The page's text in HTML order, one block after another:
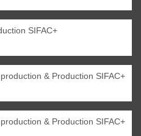
SIFAC+
& Production SIFAC+
& Production SIFAC+